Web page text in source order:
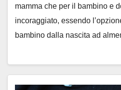
mamma che per il bambino e
incoraggiato, essendo
bambino dalla nascita ad